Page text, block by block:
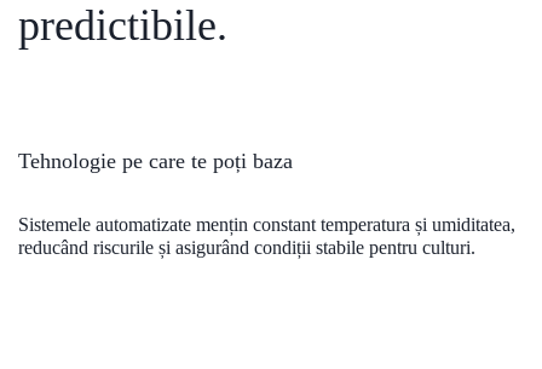
predictibile.
Tehnologie pe care te poți baza
Sistemele automatizate mențin constant temperatura și umiditatea,
reducând riscurile și asigurând condiții stabile pentru culturi.